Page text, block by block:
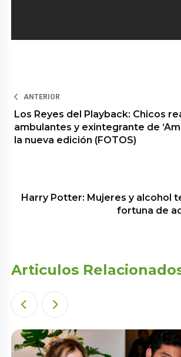
ANTERIOR
Los Reyes del Playback: Chicos
ambulantes y exintegrante de
la nueva edición (FOTOS)
Harry Potter: Mujeres y alcohol
fortuna de
Articulos